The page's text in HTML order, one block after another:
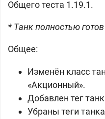
Общего теста 1.19.1.
* Танк полностью готов
Общее:
Изменён класс
«Акционный».
Добавлен тег
Убраны теги